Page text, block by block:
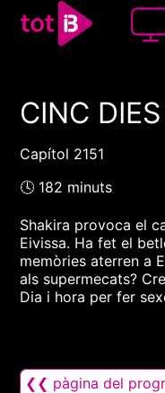
00:00 00:00
CINC DIES
Capítol 2151
🕓 182 minuts
Shakira provoca el
Eivissa. Ha fet el
memòries aterren a
als supermecats?
Dia i hora per fer
❮❮ pàgina del